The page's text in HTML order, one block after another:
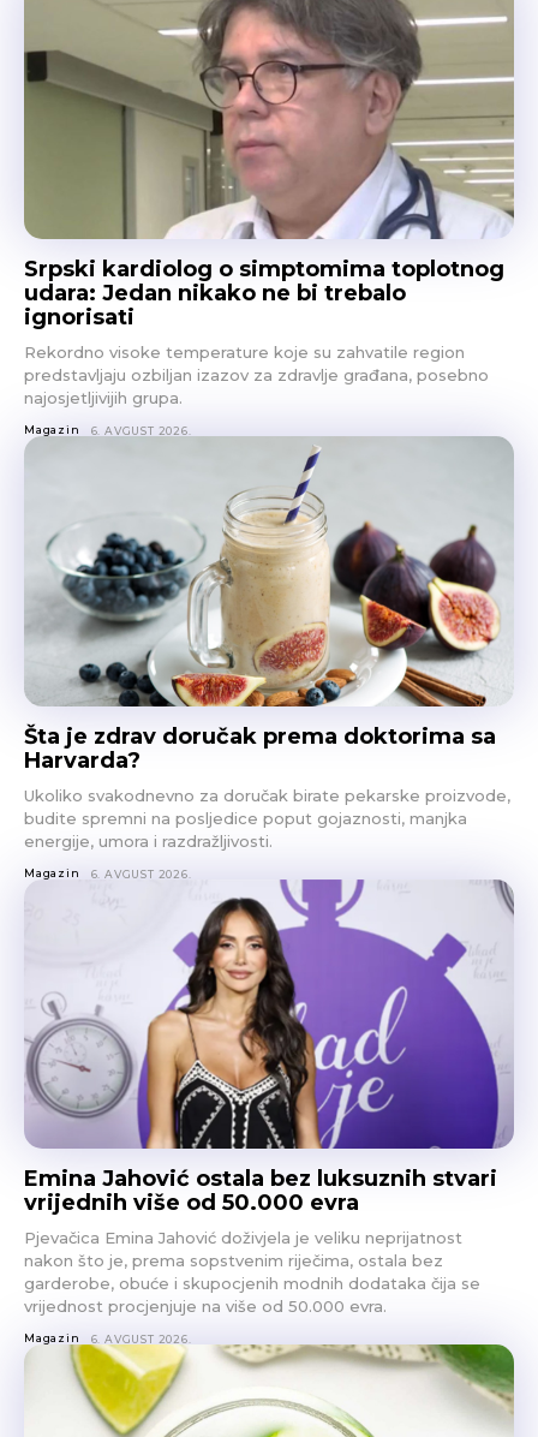
Srpski kardiolog o simptomima toplotnog
udara: Jedan nikako ne bi trebalo
ignorisati
Rekordno visoke temperature koje su zahvatile region
predstavljaju ozbiljan izazov za zdravlje građana, posebno
najosjetljivijih grupa.
Magazin 6. AVGUST 2026.
Šta je zdrav doručak prema doktorima sa
Harvarda?
Ukoliko svakodnevno za doručak birate pekarske proizvode,
budite spremni na posljedice poput gojaznosti, manjka
energije, umora i razdražljivosti.
Magazin 6. AVGUST 2026.
Emina Jahović ostala bez luksuznih stvari
vrijednih više od 50.000 evra
Pjevačica Emina Jahović doživjela je veliku neprijatnost
nakon što je, prema sopstvenim riječima, ostala bez
garderobe, obuće i skupocjenih modnih dodataka čija se
vrijednost procjenjuje na više od 50.000 evra.
Magazin 6. AVGUST 2026.